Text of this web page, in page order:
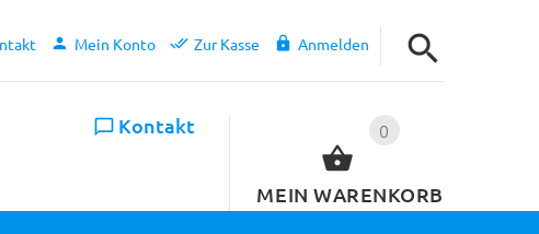
Mein Konto Zur Kasse Anmelden
0
MEIN WARENKORB
Kontakt